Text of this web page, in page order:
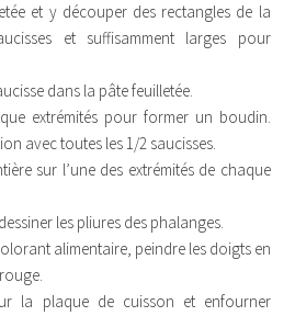
et y découper des rectangles de la
et suffisamment larges pour
dans la pâte feuilletée.
extrémités pour former un boudin.
avec toutes les 1/2 saucisses.
sur l’une des extrémités de chaque
les pliures des phalanges.
alimentaire, peindre les doigts en
la plaque de cuisson et enfourner